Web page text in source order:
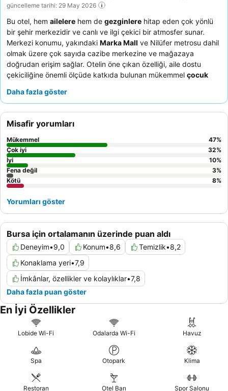
güncelleme tarihi: 29 May 2026
Bu otel, hem ailelere hem de gezginlere hitap eden çok yönlü
bir şehir merkezidir ve canlı ve ilgi çekici bir atmosfer sunar.
Merkezi konumu, yakındaki Marka Mall ve Nilüfer metrosu dahil
olmak üzere çok sayıda cazibe merkezine ve mağazaya
doğrudan erişim sağlar. Otelin öne çıkan özelliği, aile dostu
çekiciliğine önemli ölçüde katkıda bulunan mükemmel çocuk
olarak övmekte olup,
için, daha sakin bir ortam sunabilecek üst katlarda bir oda
ayırtmayı düşünebilirsiniz.
Daha fazla göster
Bursa için ortalamanın üzerinde puan aldı
Deneyim•9,0 Konum•8,6 Temizlik•8,2
Konaklama yeri•7,9
İmkânlar, özellikler ve kolaylıklar•7,8
Daha fazla puan göster
Misafir yorumları
Mükemmel 47%
Çok iyi
32%
İyi
10%
Fena değil
3%
Kötü
8%
Yorumları göster
En İyi Özellikler
Lobide Wi-Fi Odalarda Wi-Fi Havuz
Spa Otopark Klima
Restoran Otel Barı Spor Salonu